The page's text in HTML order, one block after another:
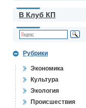
В Клуб КП
Рубрики
Экономика
Культура
Экология
Происшествия